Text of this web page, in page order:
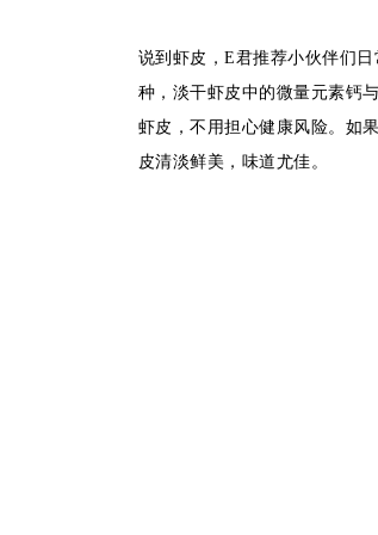
说到虾皮，E君推荐小伙伴们
种，淡干虾皮中的微量元素钙
虾皮，不用担心健康风险。 如
皮清淡鲜美，味道尤佳。